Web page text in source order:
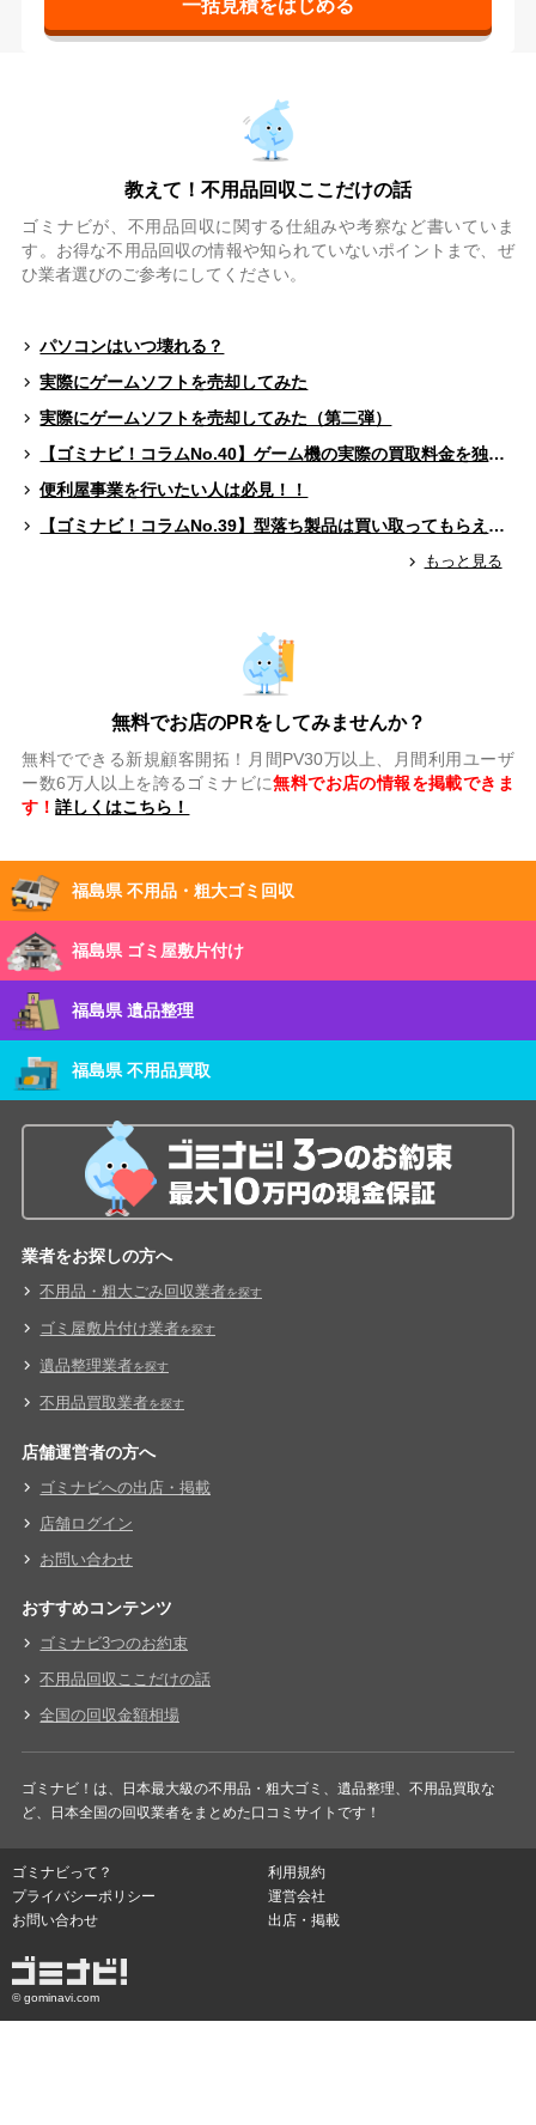
教えて！不用品回収ここだけの話
ゴミナビが、不用品回収に関する仕組みや考察など書いていま
す。お得な不用品回収の情報や知られていないポイントまで、ぜ
ひ業者選びのご参考にしてください。
パソコンはいつ壊れる？
実際にゲームソフトを売却してみた
実際にゲームソフトを売却してみた（第二弾）
【ゴミナビ！コラムNo.40】ゲーム機の実際の買取料金を独自調査！！
便利屋事業を行いたい人は必見！！
【ゴミナビ！コラムNo.39】型落ち製品は買い取ってもらえる？（ゲームソフト編）
もっと見る
無料でお店のPRをしてみませんか？
無料でできる新規顧客開拓！月間PV30万以上、月間利用ユーザ
ー数6万人以上を誇るゴミナビに無料でお店の情報を掲載できま
す！詳しくはこちら！
福島県 不用品・粗大ゴミ回収
福島県 ゴミ屋敷片付け
福島県 遺品整理
福島県 不用品買取
業者をお探しの方へ
不用品・粗大ごみ回収業者を探す
ゴミ屋敷片付け業者を探す
遺品整理業者を探す
不用品買取業者を探す
店舗運営者の方へ
ゴミナビへの出店・掲載
店舗ログイン
お問い合わせ
おすすめコンテンツ
ゴミナビ3つのお約束
不用品回収ここだけの話
全国の回収金額相場
ゴミナビ！は、日本最大級の不用品・粗大ゴミ、遺品整理、不用品買取な
ど、日本全国の回収業者をまとめた口コミサイトです！
ゴミナビって？
利用規約
プライバシーポリシー
運営会社
お問い合わせ
出店・掲載
© gominavi.com